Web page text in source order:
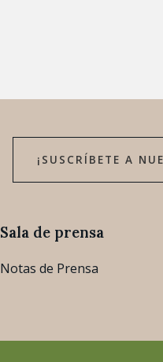
¡SUSCRÍBETE A
Sala de prensa
Notas de Prensa